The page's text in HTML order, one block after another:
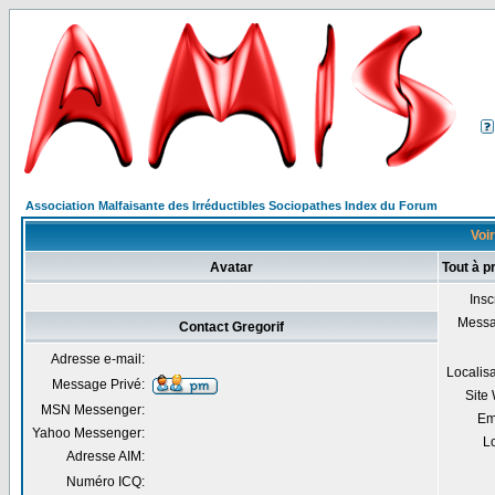
Association Malfaisante des Irréductibles Sociopathes Index du Forum
Avatar Tout à
Site
Contact Gregorif
Adresse e-mail:
Message Privé:
MSN Messenger:
Yahoo Messenger:
Adresse AIM:
Numéro ICQ: